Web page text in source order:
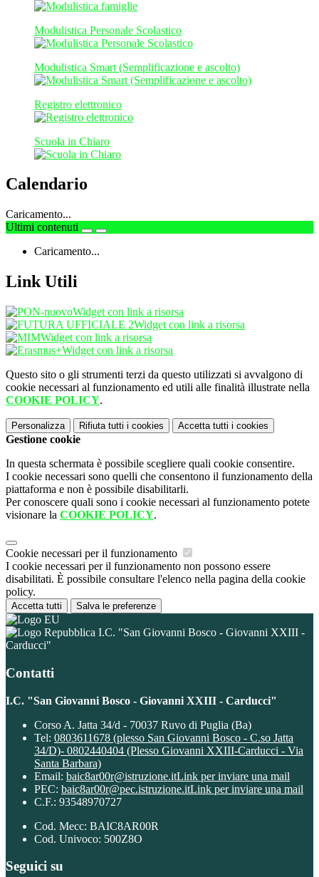
Modulistica Personale Scolastico
Modulistica Smart (Semplificazione e ascolto)
Registro elettronico
Scuola in Chiaro
Calendario
Caricamento...
Ultimi contenuti
Caricamento...
Link Utili
Widget con link a risorsa
Widget con link a risorsa
Widget con link a risorsa
Widget con link a risorsa
Questo sito o gli strumenti terzi da questo utilizzati si avvalgono di
cookie necessari al funzionamento ed utili alle finalità illustrate nella
COOKIE POLICY.
Personalizza Rifiuta tutti i cookies Accetta tutti i cookies
Gestione cookie
In questa schermata è possibile scegliere quali cookie consentire.
I cookie necessari sono quelli che consentono il funzionamento della
piattaforma e non è possibile disabilitarli.
Per conoscere quali sono i cookie necessari al funzionamento potete
visionare la COOKIE POLICY.
Cookie necessari per il funzionamento
I cookie necessari per il funzionamento non possono essere
disabilitati. È possibile consultare l'elenco nella pagina della cookie
policy.
Accetta tutti Salva le preferenze
I.C. "San Giovanni Bosco - Giovanni XXIII -
Carducci"
Contatti
I.C. "San Giovanni Bosco - Giovanni XXIII - Carducci"
Corso A. Jatta 34/d - 70037 Ruvo di Puglia (Ba)
Tel: 0803611678 (plesso San Giovanni Bosco - C.so Jatta
34/D)- 0802440404 (Plesso Giovanni XXIII-Carducci - Via
Santa Barbara)
Email: baic8ar00r@istruzione.itLink per inviare una mail
PEC: baic8ar00r@pec.istruzione.itLink per inviare una mail
C.F.: 93548970727
Cod. Mecc: BAIC8AR00R
Cod. Univoco: 500Z8O
Seguici su